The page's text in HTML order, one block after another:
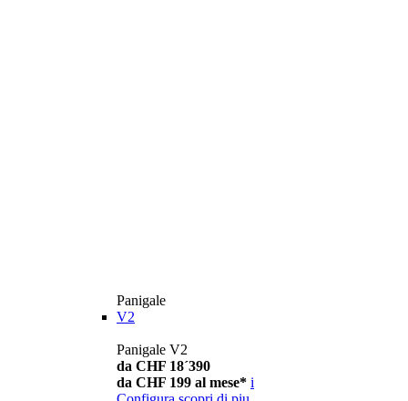
Panigale
V2
Panigale V2
da CHF 18´390
da CHF 199 al mese* i